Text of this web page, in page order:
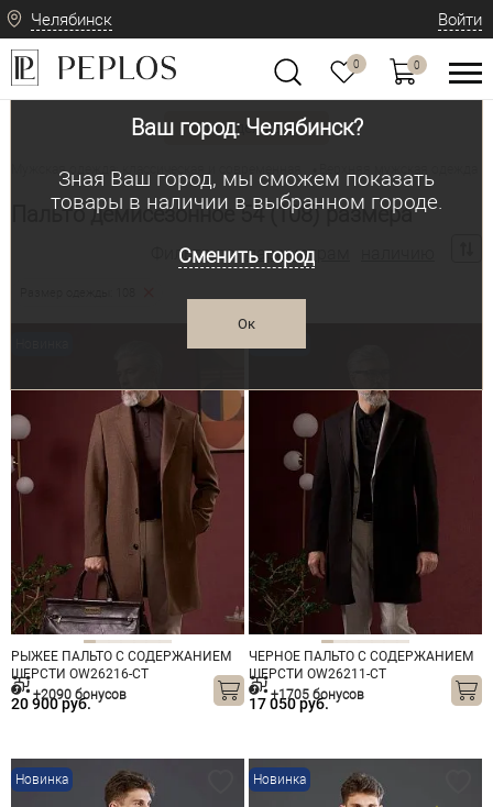
Челябинск
Ваш город: Челябинск?
Зная Ваш город, мы сможем показать
товары в наличии в выбранном городе.
Сменить город
Ок
Войти
0 0
Вид одежды
Мужская одежда: классическая и современная
Пальто демисезонное 54 (108) размера
Фильтр по: параметрам
РЫЖЕЕ ПАЛЬТО С СОДЕРЖАНИЕМ
ШЕРСТИ OW26216-CT
20 900 руб.
+2090 бонусов
ЧЕРНОЕ ПАЛЬТО С СОДЕРЖАНИЕМ
ШЕРСТИ OW26211-CT
17 050 руб.
+1705 бонусов
Новинка Новинка